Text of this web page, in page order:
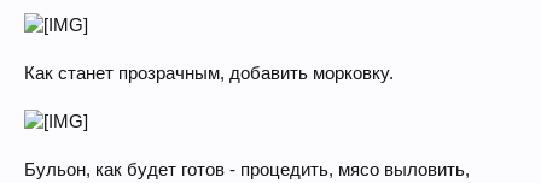
Как станет прозрачным, добавить морковку.
Бульон, как будет готов - процедить, мясо выловить,